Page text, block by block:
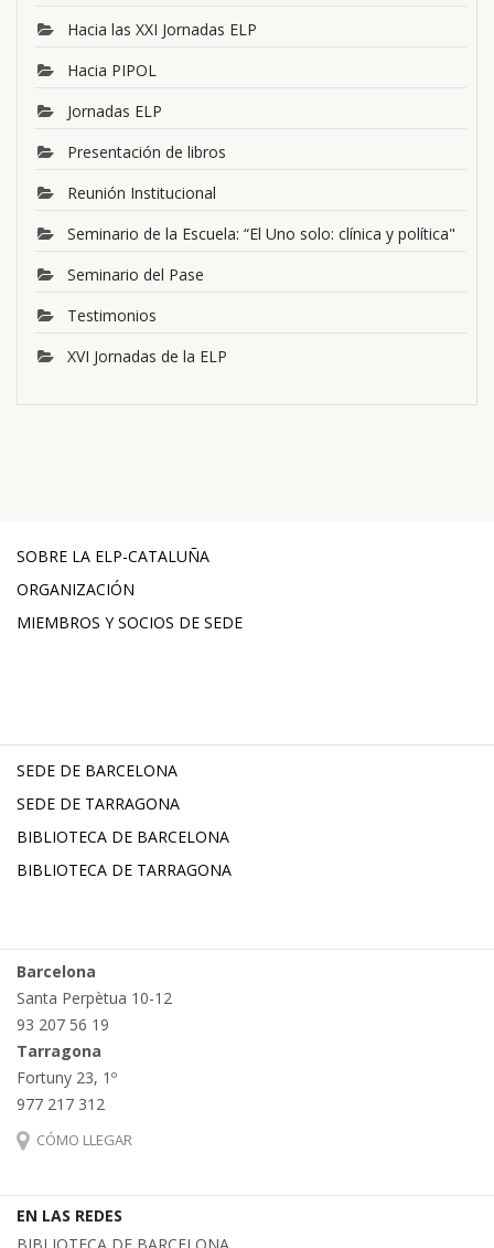
Hacia las XXI Jornadas ELP
Hacia PIPOL
Jornadas ELP
Presentación de libros
Reunión Institucional
Seminario de la Escuela: “El Uno solo: clínica y política"
Seminario del Pase
Testimonios
XVI Jornadas de la ELP
SOBRE LA ELP-CATALUÑA
ORGANIZACIÓN
MIEMBROS Y SOCIOS DE SEDE
SEDE DE BARCELONA
SEDE DE TARRAGONA
BIBLIOTECA DE BARCELONA
BIBLIOTECA DE TARRAGONA
Barcelona
Santa Perpètua 10-12
93 207 56 19
Tarragona
Fortuny 23, 1º
977 217 312
CÓMO LLEGAR
EN LAS REDES